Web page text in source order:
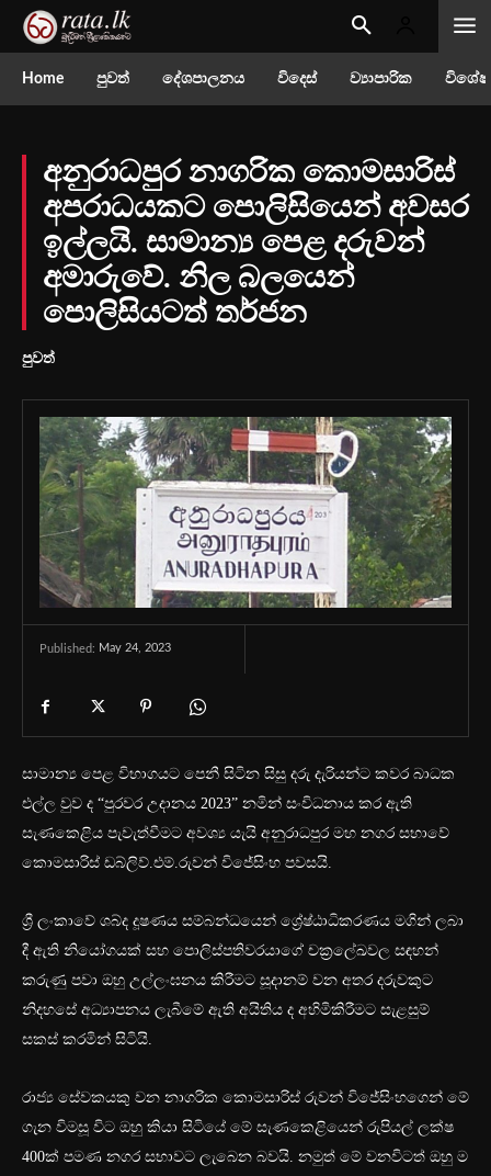
Home පුවත් දේශපාලනය විදෙස් ව්‍යාපාරික
අනුරාධපුර නාගරික කොමසාරිස්
අපරාධයකට පොලිසියෙන් අවසර
ඉල්ලයි. සාමාන්‍ය පෙළ දරුවන්
අමාරුවේ. නිල බලයෙන්
පොලිසියටත් තර්ජන
පුවත්
Published: May 24, 2023
සාමාන්‍ය පෙළ විභාගයට පෙනී සිටින සිසු දරු දැරියන්ට කවර බාධක
එල්ල වුව ද “පුරවර උදානය 2023” නමින් සංවිධනාය කර ඇති
සැණකෙළිය පැවැත්වීමට අවශ්‍ය යැයි අනුරාධපුර මහ නගර සභාවේ
කොමසාරිස් ඩබ්ලිව්.එම්.රුවන් විජේසිංහ පවසයි.
ශ්‍රී ලංකාවේ ශබ්ද දූෂණය සම්බන්ධයෙන් ශ්‍රේෂ්ඨාධිකරණය මගින් ලබා
දී ඇති නියෝගයක් සහ පොලිස්පතිවරයාගේ චක්‍රලේඛවල සඳහන්
කරුණු පවා ඔහු උල්ලංඝනය කිරීමට සූදානම් වන අතර දරුවකුට
නිදහසේ අධ්‍යාපනය ලැබීමේ ඇති අයිතිය ද අහිමිකිරීමට සැළසුම්
සකස් කරමින් සිටියි.
රාජ්‍ය සේවකයකු වන නාගරික කොමසාරිස් රුවන් විජේසිංහගෙන් මේ
ගැන විමසූ විට ඔහු කියා සිටියේ මේ සැණකෙළියෙන් රුපියල් ලක්ෂ
400ක් පමණ නගර සභාවට ලැබෙන බවයි. නමුත් මේ වනවිටත් ඔහු ම